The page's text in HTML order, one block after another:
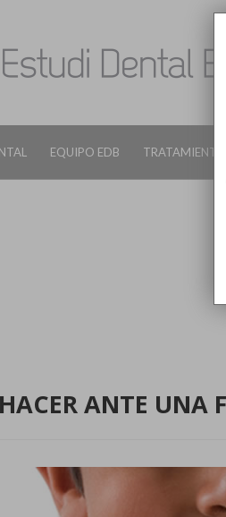
EQUIPO EDB
ANTE UNA